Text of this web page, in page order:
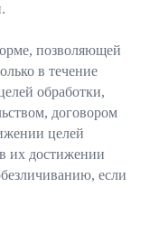
позволяющей
в течение
обработки,
договором
целей
их достижении
если